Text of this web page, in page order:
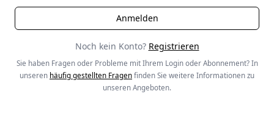
Noch kein Konto? Registrieren
Sie haben Fragen oder Probleme mit Ihrem Login oder Abonnement? In
unseren häufig gestellten Fragen finden Sie weitere Informationen zu
unseren Angeboten.